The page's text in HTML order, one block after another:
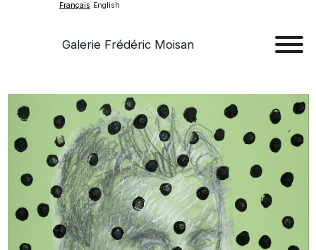
Français English
Galerie Frédéric Moisan
A